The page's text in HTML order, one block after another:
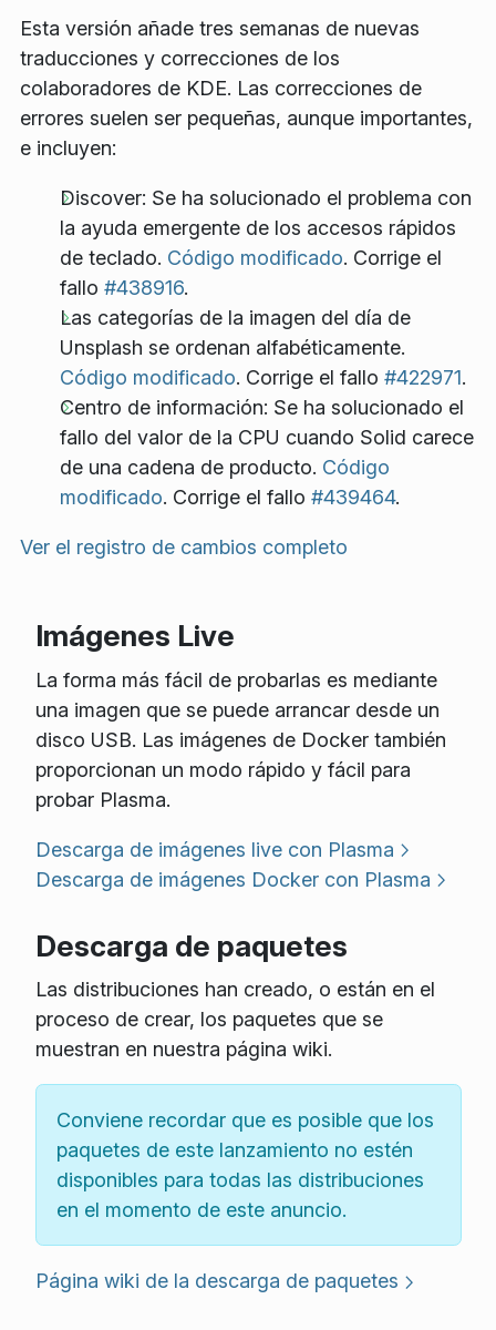
Esta versión añade tres semanas de nuevas
traducciones y correcciones de los
colaboradores de KDE. Las correcciones de
errores suelen ser pequeñas, aunque importantes,
e incluyen:
Discover: Se ha solucionado el problema con
la ayuda emergente de los accesos rápidos
de teclado. Código modificado. Corrige el
fallo #438916.
Las categorías de la imagen del día de
Unsplash se ordenan alfabéticamente.
Código modificado. Corrige el fallo #422971.
Centro de información: Se ha solucionado el
fallo del valor de la CPU cuando Solid carece
de una cadena de producto. Código
modificado. Corrige el fallo #439464.
Ver el registro de cambios completo
Imágenes Live
La forma más fácil de probarlas es mediante
una imagen que se puede arrancar desde un
disco USB. Las imágenes de Docker también
proporcionan un modo rápido y fácil para
probar Plasma.
Descarga de imágenes live con Plasma
Descarga de imágenes Docker con Plasma
Descarga de paquetes
Las distribuciones han creado, o están en el
proceso de crear, los paquetes que se
muestran en nuestra página wiki.
Conviene recordar que es posible que los
paquetes de este lanzamiento no estén
disponibles para todas las distribuciones
en el momento de este anuncio.
Página wiki de la descarga de paquetes